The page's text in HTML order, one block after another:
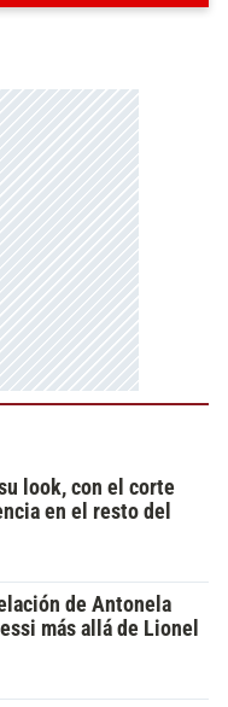
look, con el corte
en el resto del
de Antonela
más allá de Lionel